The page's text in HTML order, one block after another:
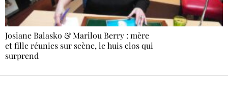
Josiane Balasko & Marilou Berry : mère
et fille réunies sur scène, le huis clos qui
surprend